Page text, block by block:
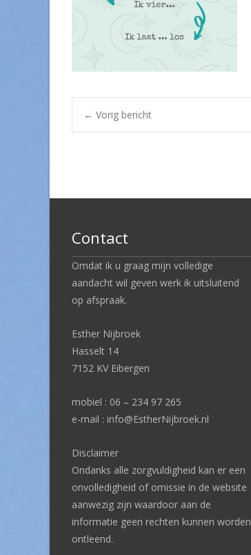
Post
← Vorig bericht
Contact
Omdat ik u graag mijn volledige
aandacht wil geven werk ik uitsluitend
op afspraak.
Esther Nijbroek
Hasselt 14
7152 KV Eibergen
mobiel : 06 – 234 97 265
e-mail : info@EstherNijbroek.nl
Disclaimer
Ondanks alle zorgvuldigheid kan er een
onvolledigheid of omissie in de website
aanwezig zijn waardoor aan de
informatie geen rechten kunnen worden
ontleend.